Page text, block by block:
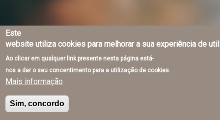
Este
website utiliza cookies para melhorar a sua experiência de
Ao clicar em qualquer link presente nesta página está-
nos a dar o seu concentimento para a utilização de cookies.
Mais informação
Sim, concordo